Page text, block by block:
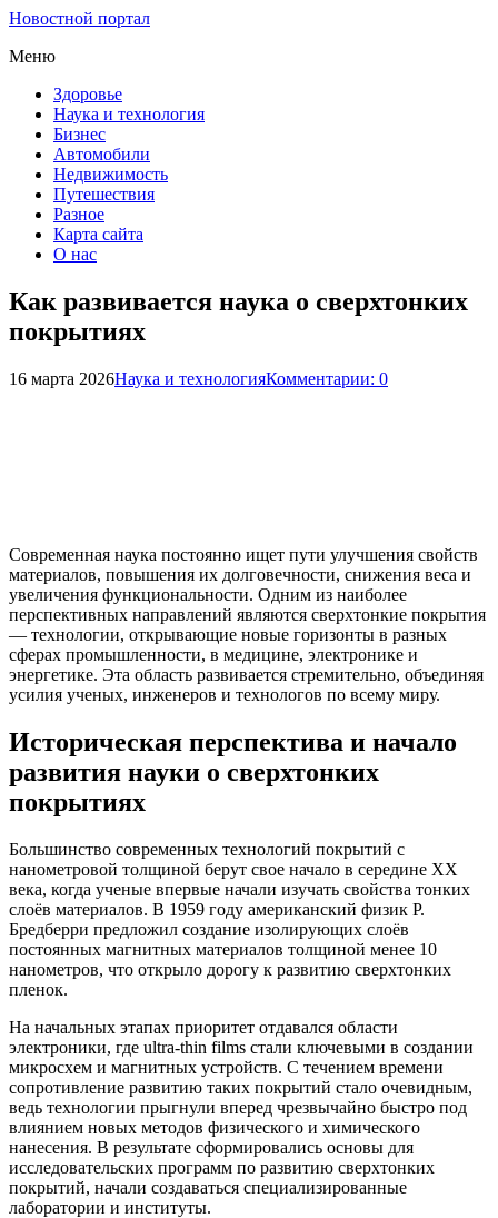
Новостной портал
Меню
Здоровье
Наука и технология
Бизнес
Автомобили
Недвижимость
Путешествия
Разное
Карта сайта
О нас
Как развивается наука о сверхтонких
покрытиях
16 марта 2026Наука и технологияКомментарии: 0
Современная наука постоянно ищет пути улучшения свойств
материалов, повышения их долговечности, снижения веса и
увеличения функциональности. Одним из наиболее
перспективных направлений являются сверхтонкие покрытия
— технологии, открывающие новые горизонты в разных
сферах промышленности, в медицине, электронике и
энергетике. Эта область развивается стремительно, объединяя
усилия ученых, инженеров и технологов по всему миру.
Историческая перспектива и начало
развития науки о сверхтонких
покрытиях
Большинство современных технологий покрытий с
нанометровой толщиной берут свое начало в середине XX
века, когда ученые впервые начали изучать свойства тонких
слоёв материалов. В 1959 году американский физик Р.
Бредберри предложил создание изолирующих слоёв
постоянных магнитных материалов толщиной менее 10
нанометров, что открыло дорогу к развитию сверхтонких
пленок.
На начальных этапах приоритет отдавался области
электроники, где ultra-thin films стали ключевыми в создании
микросхем и магнитных устройств. С течением времени
сопротивление развитию таких покрытий стало очевидным,
ведь технологии прыгнули вперед чрезвычайно быстро под
влиянием новых методов физического и химического
нанесения. В результате сформировались основы для
исследовательских программ по развитию сверхтонких
покрытий, начали создаваться специализированные
лаборатории и институты.